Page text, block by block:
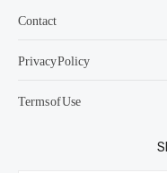
Contact
Privacy Policy
Terms of Use